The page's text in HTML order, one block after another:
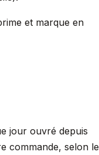
et marque en
jour ouvré depuis
commande, selon le